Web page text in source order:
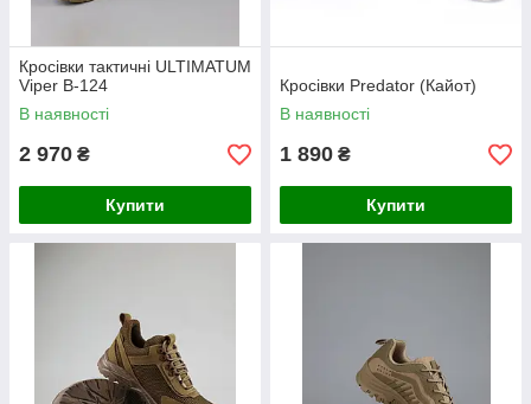
Кросівки тактичні ULTIMATUM
Viper B-124
В наявності
2 970 ₴
Купити
Кросівки Predator (Кайот)
В наявності
1 890 ₴
Купити